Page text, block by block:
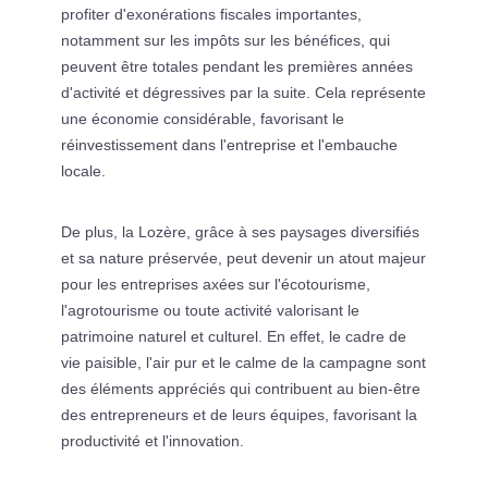
profiter d'exonérations fiscales importantes,
notamment sur les impôts sur les bénéfices, qui
peuvent être totales pendant les premières années
d'activité et dégressives par la suite. Cela représente
une économie considérable, favorisant le
réinvestissement dans l'entreprise et l'embauche
locale.
De plus, la Lozère, grâce à ses paysages diversifiés
et sa nature préservée, peut devenir un atout majeur
pour les entreprises axées sur l'écotourisme,
l'agrotourisme ou toute activité valorisant le
patrimoine naturel et culturel. En effet, le cadre de
vie paisible, l'air pur et le calme de la campagne sont
des éléments appréciés qui contribuent au bien-être
des entrepreneurs et de leurs équipes, favorisant la
productivité et l'innovation.